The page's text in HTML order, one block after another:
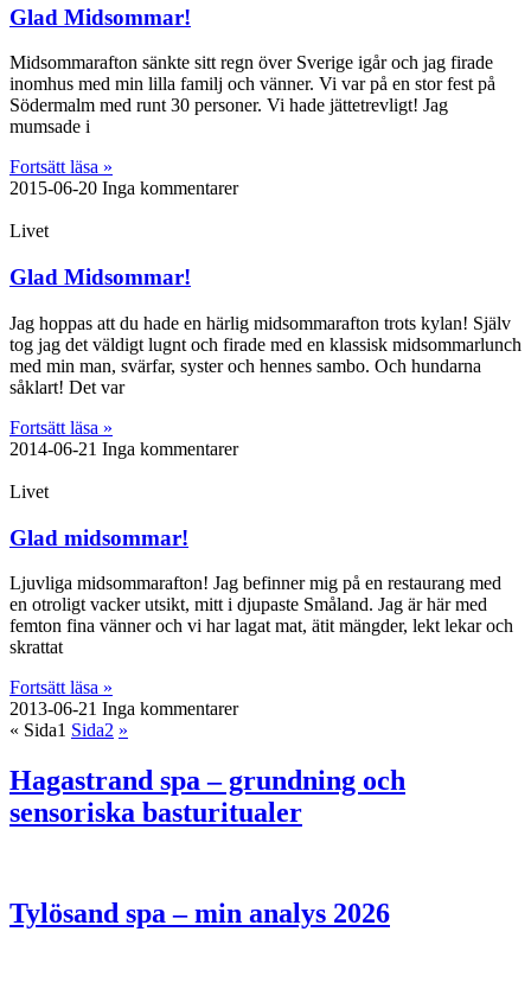
Glad Midsommar!
Midsommarafton sänkte sitt regn över Sverige igår och jag firade
inomhus med min lilla familj och vänner. Vi var på en stor fest på
Södermalm med runt 30 personer. Vi hade jättetrevligt! Jag
mumsade i
Fortsätt läsa »
2015-06-20 Inga kommentarer
Livet
Glad Midsommar!
Jag hoppas att du hade en härlig midsommarafton trots kylan! Själv
tog jag det väldigt lugnt och firade med en klassisk midsommarlunch
med min man, svärfar, syster och hennes sambo. Och hundarna
såklart! Det var
Fortsätt läsa »
2014-06-21 Inga kommentarer
Livet
Glad midsommar!
Ljuvliga midsommarafton! Jag befinner mig på en restaurang med
en otroligt vacker utsikt, mitt i djupaste Småland. Jag är här med
femton fina vänner och vi har lagat mat, ätit mängder, lekt lekar och
skrattat
Fortsätt läsa »
2013-06-21 Inga kommentarer
« Sida1 Sida2 »
Hagastrand spa – grundning och
sensoriska basturitualer
Tylösand spa – min analys 2026